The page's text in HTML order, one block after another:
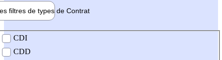
filtres de types de Contrat
contrat
CDI
CDD